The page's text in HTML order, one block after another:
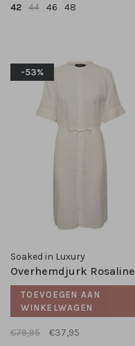
42 44 46 48
-53%
Soaked in Luxury
Overhemdjurk Rosaline
TOEVOEGEN AAN
WINKELWAGEN
€79,95 €37,95